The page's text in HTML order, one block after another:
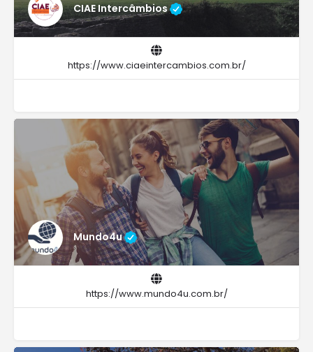
CIAE Intercâmbios
https://www.ciaeintercambios.com.br/
Mundo4u
https://www.mundo4u.com.br/